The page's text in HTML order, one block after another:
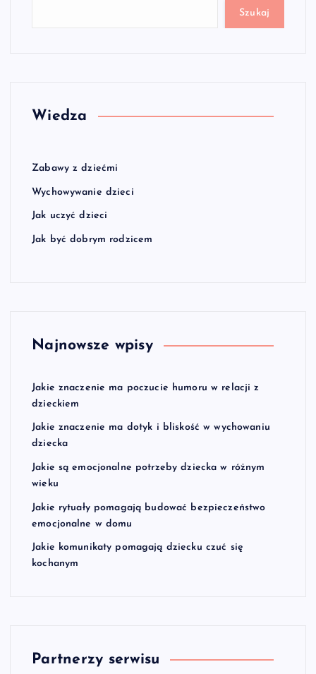
Szukaj
Wiedza
Zabawy z dziećmi
Wychowywanie dzieci
Jak uczyć dzieci
Jak być dobrym rodzicem
Najnowsze wpisy
Jakie znaczenie ma poczucie humoru w relacji z
dzieckiem
Jakie znaczenie ma dotyk i bliskość w wychowaniu
dziecka
Jakie są emocjonalne potrzeby dziecka w różnym
wieku
Jakie rytuały pomagają budować bezpieczeństwo
emocjonalne w domu
Jakie komunikaty pomagają dziecku czuć się
kochanym
Partnerzy serwisu